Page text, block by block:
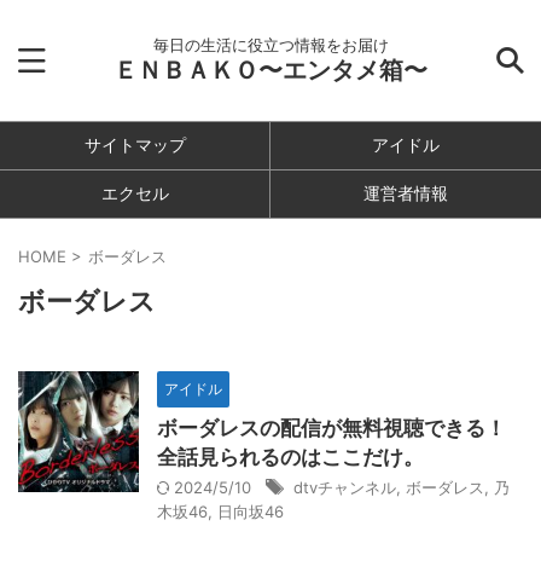
毎日の生活に役立つ情報をお届け
ＥＮＢＡＫＯ〜エンタメ箱〜
サイトマップ アイドル
エクセル 運営者情報
HOME > ボーダレス
ボーダレス
アイドル
ボーダレスの配信が無料視聴できる！
全話見られるのはここだけ。
2024/5/10 dtvチャンネル ボーダレス
乃
木坂46
日向坂46